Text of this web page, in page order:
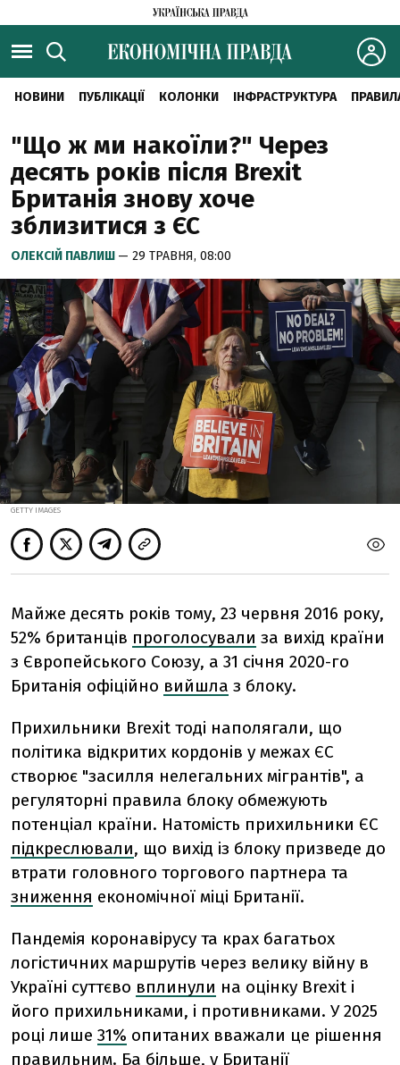
НОВИНИ ПУБЛІКАЦІЇ КОЛОНКИ ІНФРАСТРУКТУРА
"Що ж ми накоїли?" Через
десять років після Brexit
Британія знову хоче
зблизитися з ЄС
ОЛЕКСІЙ ПАВЛИШ — 29 ТРАВНЯ, 08:00
GETTY IMAGES
Майже десять років тому, 23 червня 2016 року,
52% британців проголосували за вихід країни
з Європейського Союзу, а 31 січня 2020-го
Британія офіційно вийшла з блоку.
Прихильники Brexit тоді наполягали, що
політика відкритих кордонів у межах ЄС
створює "засилля нелегальних мігрантів", а
регуляторні правила блоку обмежують
потенціал країни. Натомість прихильники ЄС
підкреслювали, що вихід із блоку призведе до
втрати головного торгового партнера та
зниження економічної міці Британії.
Пандемія коронавірусу та крах багатьох
логістичних маршрутів через велику війну в
Україні суттєво вплинули на оцінку Brexit і
його прихильниками, і противниками. У 2025
році лише 31% опитаних вважали це рішення
правильним. Ба більше, у Британії